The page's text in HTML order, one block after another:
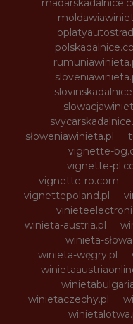
słoweniawinieta.pl
vignette-
vignette-
vignette-ro.com
vignettepoland.pl
winieta-austria.pl
winieta-
winieta-węgry.pl
winietaczechy.pl